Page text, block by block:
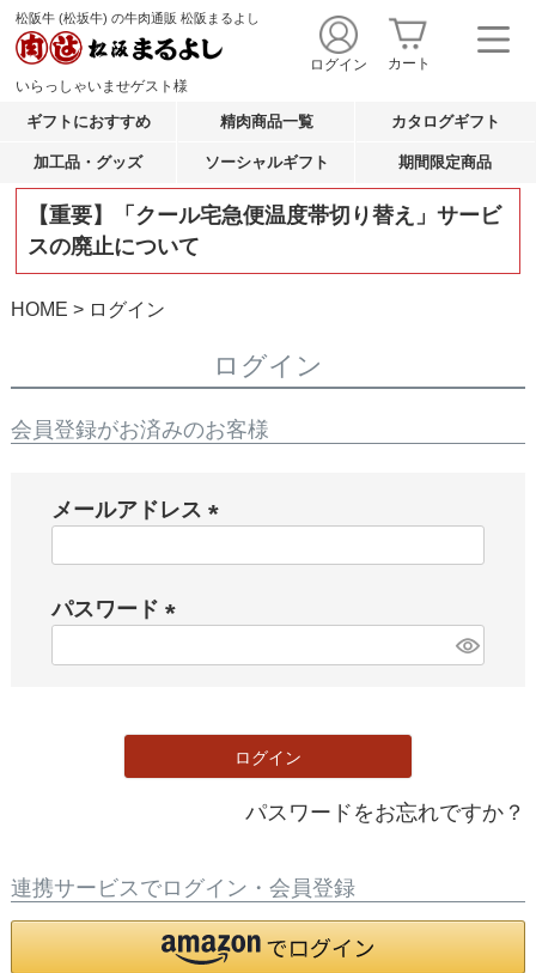
松阪牛 (松坂牛) の牛肉通販 松阪まるよし
いらっしゃいませゲスト様
ログイン カート
ギフトにおすすめ 精肉商品一覧 カタログギフト
加工品・グッズ ソーシャルギフト 期間限定商品
【重要】「クール宅急便温度帯切り替え」サービ
スの廃止について
HOME ログイン
ログイン
会員登録がお済みのお客様
メールアドレス
パスワード
)
ログイン
パスワードをお忘れですか？
連携サービスでログイン・会員登録